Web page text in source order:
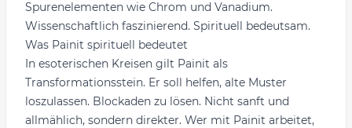
Spurenelementen wie Chrom und Vanadium.
Wissenschaftlich faszinierend. Spirituell bedeutsam.
Was Painit spirituell bedeutet
In esoterischen Kreisen gilt Painit als
Transformationsstein. Er soll helfen, alte Muster
loszulassen. Blockaden zu lösen. Nicht sanft und
allmählich, sondern direkter. Wer mit Painit arbeitet,